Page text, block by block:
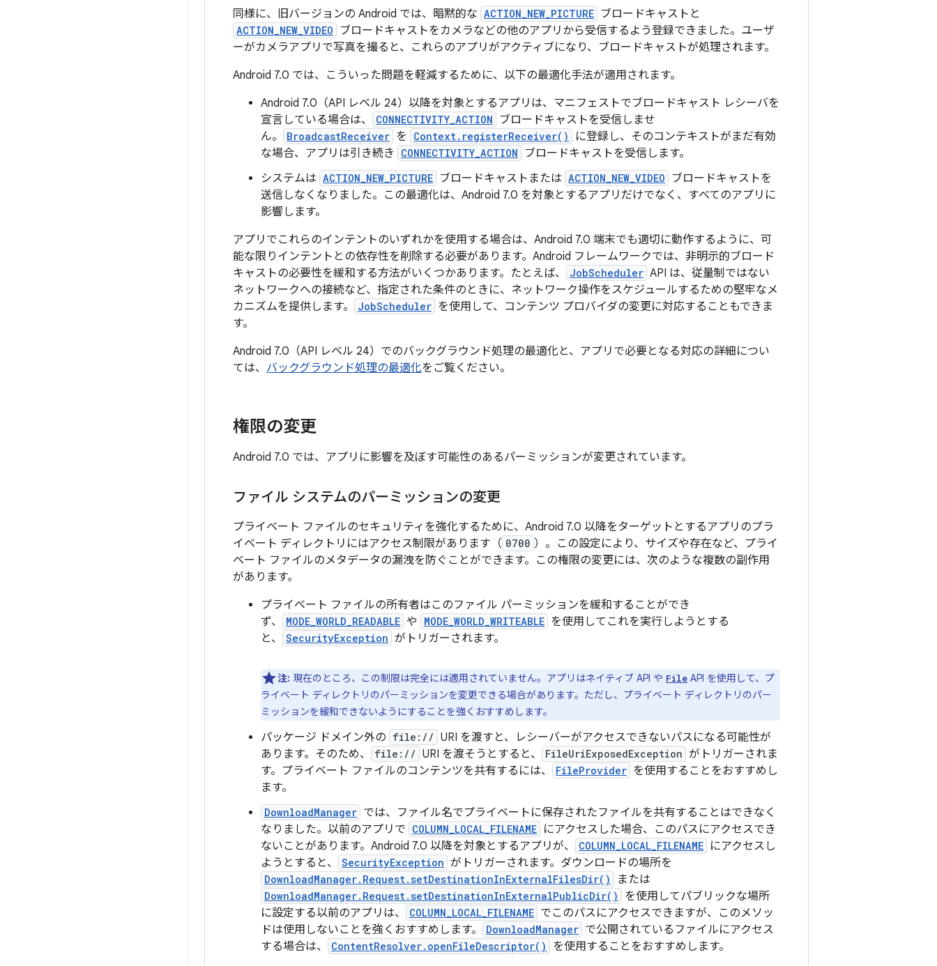
同様に、旧バージョンの Android では、暗黙的な ACTION_NEW_PICTURE ブロードキャストと
ACTION_NEW_VIDEO
ブロードキャストをカメラなどの他のアプリから受信するよう登録できました。ユーザ
ーがカメラアプリで写真を撮ると、これらのアプリがアクティブになり、ブロードキャストが処理されます。
Android 7.0 では、こういった問題を軽減するために、以下の最適化手法が適用されます。
Android 7.0（API レベル 24）以降を対象とするアプリは、マニフェストでブロードキャスト レシーバを
宣言している場合は、
CONNECTIVITY_ACTION
ブロードキャストを受信しませ
ん。
BroadcastReceiver を Context.registerReceiver()
に登録し、そのコンテキストがまだ有効
な場合、アプリは引き続き
CONNECTIVITY_ACTION
ブロードキャストを受信します。
システムは ACTION_NEW_PICTURE ブロードキャストまたは ACTION_NEW_VIDEO
ブロードキャストを
送信しなくなりました。この最適化は、Android 7.0 を対象とするアプリだけでなく、すべてのアプリに
影響します。
アプリでこれらのインテントのいずれかを使用する場合は、Android 7.0 端末でも適切に動作するように、可
能な限りインテントとの依存性を削除する必要があります。Android フレームワークでは、非明示的ブロード
キャストの必要性を緩和する方法がいくつかあります。たとえば、
JobScheduler API は、従量制ではない
ネットワークへの接続など、指定された条件のときに、ネットワーク操作をスケジュールするための堅牢なメ
カニズムを提供します。
JobScheduler を使用して、コンテンツ プロバイダの変更に対応することもできま
す。
Android 7.0（API レベル 24）でのバックグラウンド処理の最適化と、アプリで必要となる対応の詳細につい
ては、 バックグラウンド処理の最適化をご覧ください。
権限の変更
Android 7.0 では、アプリに影響を及ぼす可能性のあるパーミッションが変更されています。
ファイル システムのパーミッションの変更
プライベート ファイルのセキュリティを強化するために、Android 7.0 以降をターゲットとするアプリのプラ
イベート ディレクトリにはアクセス制限があります（ 0700 ）。この設定により、サイズや存在など、プライ
ベート ファイルのメタデータの漏洩を防ぐことができます。この権限の変更には、次のような複数の副作用
があります。
プライベート ファイルの所有者はこのファイル パーミッションを緩和することができ
ず、
MODE_WORLD_READABLE や MODE_WORLD_WRITEABLE を使用してこれを実行しようとする
と、
SecurityException がトリガーされます。
注: 現在のところ、この制限は完全には適用されていません。アプリはネイティブ API や File API を使用して、プ
ライベート ディレクトリのパーミッションを変更できる場合があります。ただし、プライベート ディレクトリのパー
ミッションを緩和できないようにすることを強くおすすめします。
パッケージ ドメイン外の file:// URI を渡すと、レシーバーがアクセスできないパスになる可能性が
あります。そのため、
file:// URI を渡そうとすると、 FileUriExposedException がトリガーされま
す。プライベート ファイルのコンテンツを共有するには、
FileProvider を使用することをおすすめし
ます。
DownloadManager では、ファイル名でプライベートに保存されたファイルを共有することはできなく
なりました。以前のアプリで COLUMN_LOCAL_FILENAME にアクセスした場合、このパスにアクセスでき
ないことがあります。Android 7.0 以降を対象とするアプリが、
COLUMN_LOCAL_FILENAME にアクセスし
ようとすると、
SecurityException がトリガーされます。ダウンロードの場所を
DownloadManager.Request.setDestinationInExternalFilesDir() または
DownloadManager.Request.setDestinationInExternalPublicDir()
を使用してパブリックな場所
に設定する以前のアプリは、
COLUMN_LOCAL_FILENAME でこのパスにアクセスできますが、このメソッ
ドは使用しないことを強くおすすめします。
DownloadManager で公開されているファイルにアクセス
する場合は、
ContentResolver.openFileDescriptor() を使用することをおすすめします。